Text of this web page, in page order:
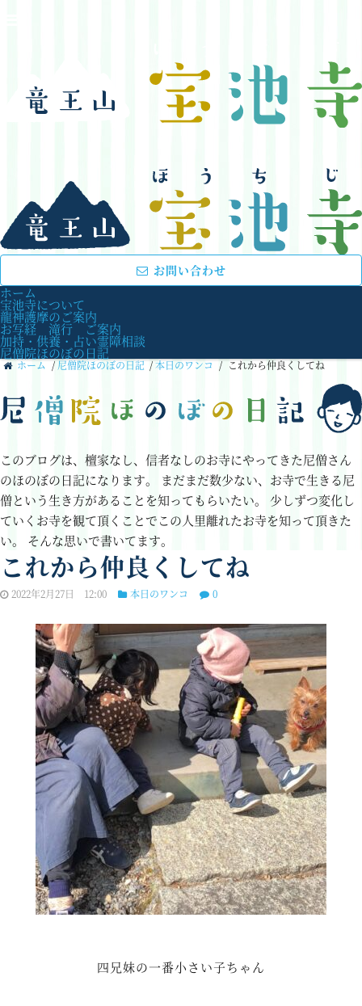
お問い合わせ
ホーム
宝池寺について
龍神護摩のご案内
お写経 滝行 ご案内
加持・供養・占い霊障相談
尼僧院ほのぼの日記
ホーム / 尼僧院ほのぼの日記 /本日のワンコ / これから仲良くしてね
このブログは、檀家なし、信者なしのお寺にやってきた尼僧さん
のほのぼの日記になります。 まだまだ数少ない、お寺で生きる尼
僧という生き方があることを知ってもらいたい。
少しずつ変化し
ていくお寺を観て頂くことでこの人里離れたお寺を知って頂きた
い。 そんな思いで書いてます。
これから仲良くしてね
2022年2月27日 12:00 本日のワンコ 0
四兄妹の一番小さい子ちゃん